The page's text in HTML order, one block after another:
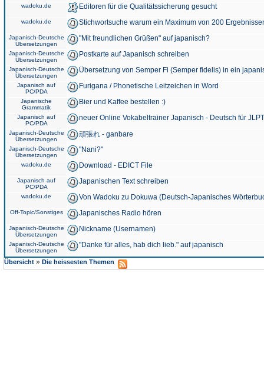
wadoku.de Editoren für die Qualitätssicherung gesucht
wadoku.de Stichwortsuche warum ein Maximum von 200
Japanisch-Deutsche
Übersetzungen
"Mit freundlichen Grüßen" auf japanisch?
Japanisch-Deutsche
Übersetzungen
Postkarte auf Japanisch schreiben
Japanisch-Deutsche
Übersetzungen
Übersetzung von Semper Fi (Semper fidelis) in ein
Japanisch auf
PC/PDA
Furigana / Phonetische Leitzeichen in Word
Japanische
Grammatik
Bier und Kaffee bestellen :)
Japanisch auf
PC/PDA
neuer Online Vokabeltrainer Japanisch - Deutsch für
Japanisch-Deutsche
Übersetzungen
頑張れ - ganbare
Japanisch-Deutsche
Übersetzungen
"Nani?"
wadoku.de Download - EDICT File
Japanisch auf
PC/PDA
Japanischen Text schreiben
wadoku.de Von Wadoku zu Dokuwa (Deutsch-Japanisches
Off-Topic/Sonstiges Japanisches Radio hören
Japanisch-Deutsche
Übersetzungen
Nickname (Usernamen)
Japanisch-Deutsche
Übersetzungen
"Danke für alles, hab dich lieb." auf japanisch
Übersicht » Die heissesten Themen